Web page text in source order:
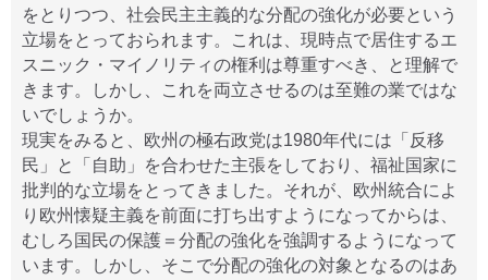
をとりつつ、社会民主主義的な分配の強化が必要という
立場をとっておられます。これは、現時点で居住するエ
スニック・マイノリティの権利は尊重すべき、と理解で
きます。しかし、これを両立させるのは至難の業ではな
いでしょうか。
現実をみると、欧州の極右政党は1980年代には「反移
民」と「自助」を合わせた主張をしており、福祉国家に
批判的な立場をとってきました。それが、欧州統合によ
り欧州懐疑主義を前面に打ち出すようになってからは、
むしろ国民の保護＝分配の強化を強調するようになって
います。しかし、そこで分配の強化の対象となるのはあ